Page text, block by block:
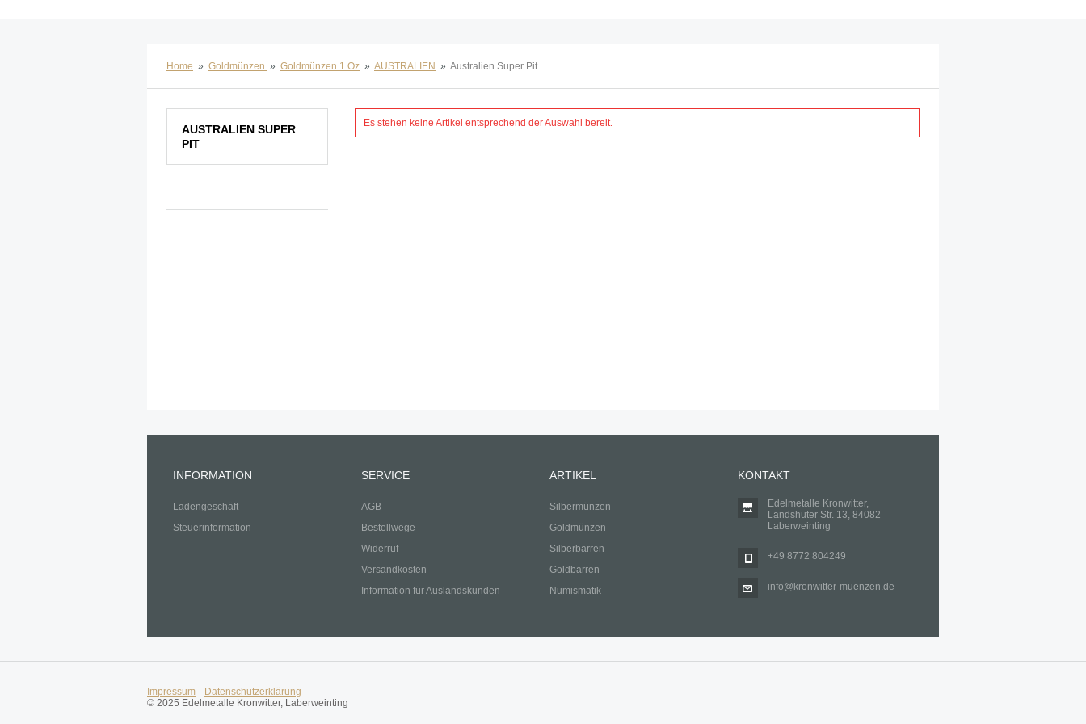
Home » Goldmünzen » Goldmünzen 1 Oz » AUSTRALIEN » Australien Super Pit
Es stehen keine Artikel entsprechend der Auswahl bereit.
AUSTRALIEN SUPER
PIT
INFORMATION
Ladengeschäft
Steuerinformation
SERVICE
AGB
Bestellwege
Widerruf
Versandkosten
Information für Auslandskunden
ARTIKEL
Silbermünzen
Goldmünzen
Silberbarren
Goldbarren
Numismatik
KONTAKT
Edelmetalle Kronwitter,
Landshuter Str. 13, 84082
Laberweinting
+49 8772 804249
info@kronwitter-muenzen.de
Impressum
Datenschutzerklärung
© 2025 Edelmetalle Kronwitter, Laberweinting